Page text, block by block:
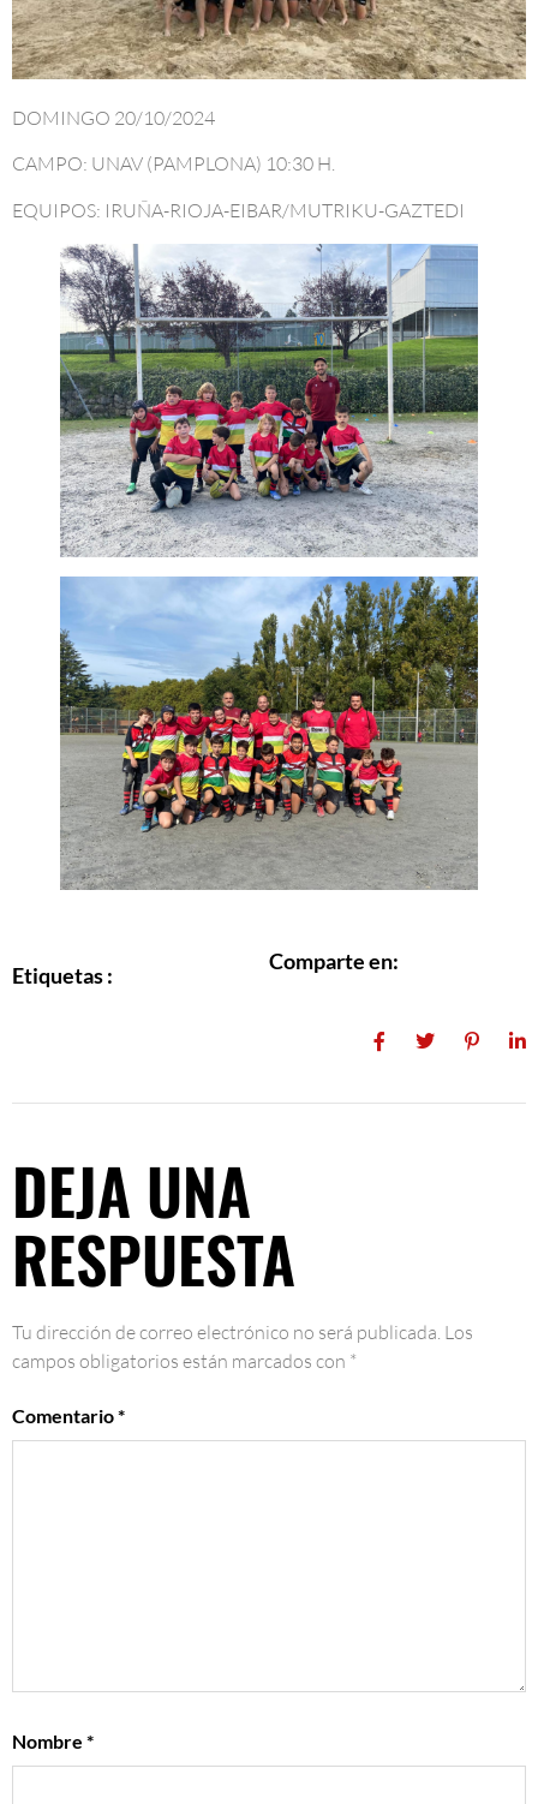
DOMINGO 20/10/2024
CAMPO: UNAV (PAMPLONA) 10:30 H.
EQUIPOS: IRUÑA-RIOJA-EIBAR/MUTRIKU-GAZTEDI
Etiquetas :
Comparte en:
DEJA UNA
RESPUESTA
Tu dirección de correo electrónico no será publicada. Los
campos obligatorios están marcados con *
Comentario*
Nombre *